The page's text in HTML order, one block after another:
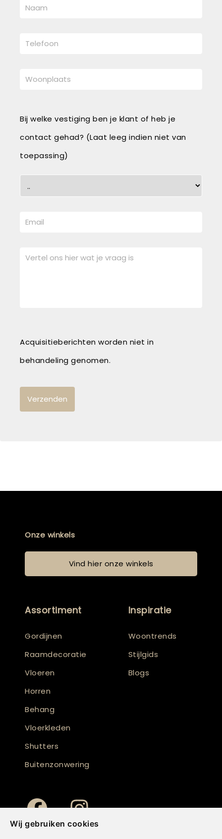
Wij gebruiken cookies
Bij welke vestiging ben je klant of heb je
contact gehad? (Laat leeg indien niet van
toepassing)
Acquisitieberichten worden niet in
behandeling genomen.
Onze winkels
Vind hier onze winkels
Assortiment
Gordijnen
Raamdecoratie
Vloeren
Horren
Behang
Vloerkleden
Shutters
Buitenzonwering
Inspiratie
Woontrends
Stijlgids
Blogs